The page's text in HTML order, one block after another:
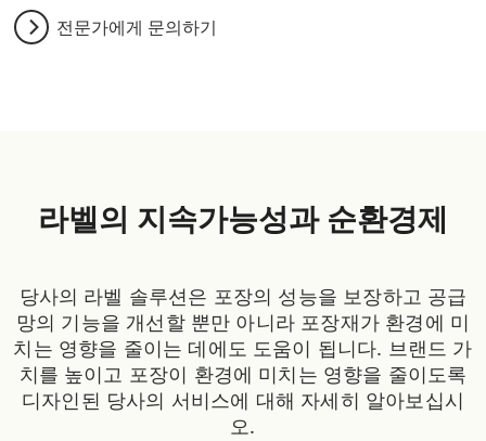
전문가에게 문의하기
라벨의 지속가능성과 순환경제
당사의 라벨 솔루션은 포장의 성능을 보장하고 공급
망의 기능을 개선할 뿐만 아니라 포장재가 환경에 미
치는 영향을 줄이는 데에도 도움이 됩니다. 브랜드 가
치를 높이고 포장이 환경에 미치는 영향을 줄이도록
디자인된 당사의 서비스에 대해 자세히 알아보십시
오.